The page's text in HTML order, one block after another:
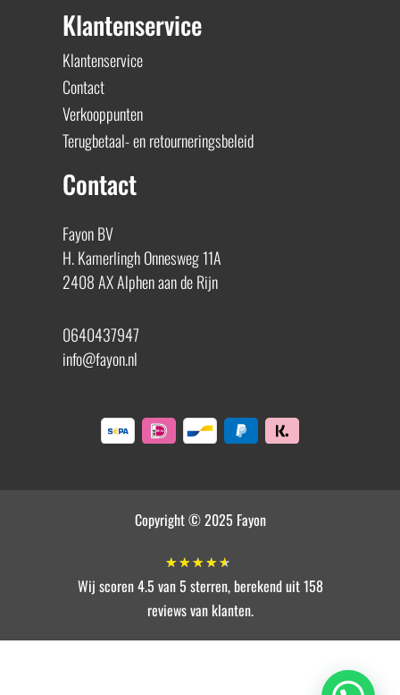
Klantenservice
Klantenservice
Contact
Verkooppunten
Terugbetaal- en retourneringsbeleid
Contact
Fayon BV
H. Kamerlingh Onnesweg 11A
2408 AX Alphen aan de Rijn
0640437947
info@fayon.nl
Copyright © 2025 Fayon
★ ★ ★ ★ ★
Wij scoren 4.5 van 5 sterren, berekend uit 158
reviews van klanten.